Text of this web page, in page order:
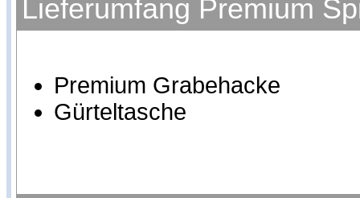
Lieferumfang Premium
Premium Grabehacke
Gürteltasche